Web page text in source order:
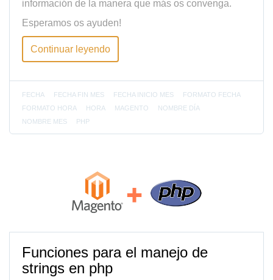
información de la manera que más os convenga.
Esperamos os ayuden!
Continuar leyendo
FECHA FECHA FIN MES FECHA INICIO MES
FORMATO FECHA
FORMATO HORA
HORA MAGENTO
NOMBRE DÍA
NOMBRE MES
PHP
Funciones para el manejo de
strings en php